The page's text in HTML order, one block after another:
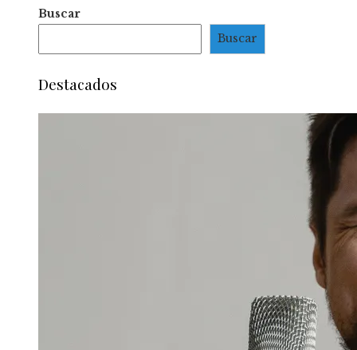
Buscar
Buscar
Destacados